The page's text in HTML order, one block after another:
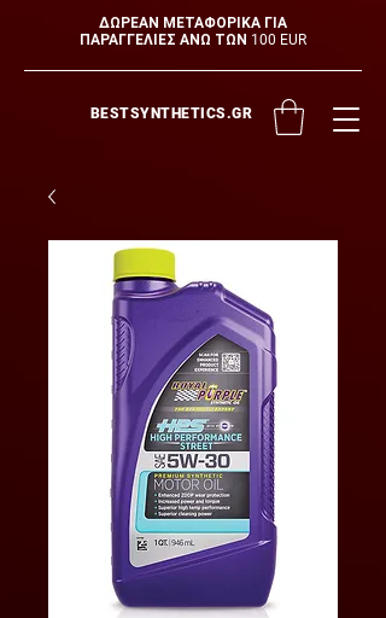
ΔΩΡΕΑΝ ΜΕΤΑΦΟΡΙΚΑ ΓΙΑ
ΠΑΡΑΓΓΕΛΙΕΣ ΑΝΩ ΤΩΝ 100 EUR
BESTSYNTHETICS.GR